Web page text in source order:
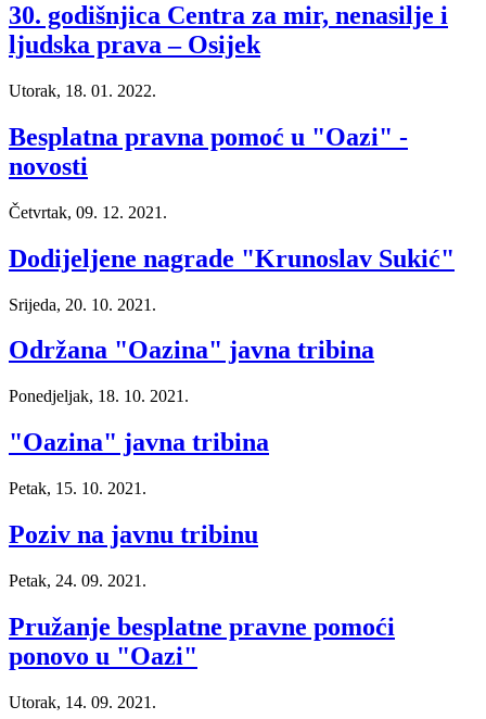
30. godišnjica Centra za mir, nenasilje i
ljudska prava – Osijek
Utorak, 18. 01. 2022.
Besplatna pravna pomoć u "Oazi" -
novosti
Četvrtak, 09. 12. 2021.
Dodijeljene nagrade "Krunoslav Sukić"
Srijeda, 20. 10. 2021.
Održana "Oazina" javna tribina
Ponedjeljak, 18. 10. 2021.
"Oazina" javna tribina
Petak, 15. 10. 2021.
Poziv na javnu tribinu
Petak, 24. 09. 2021.
Pružanje besplatne pravne pomoći
ponovo u "Oazi"
Utorak, 14. 09. 2021.